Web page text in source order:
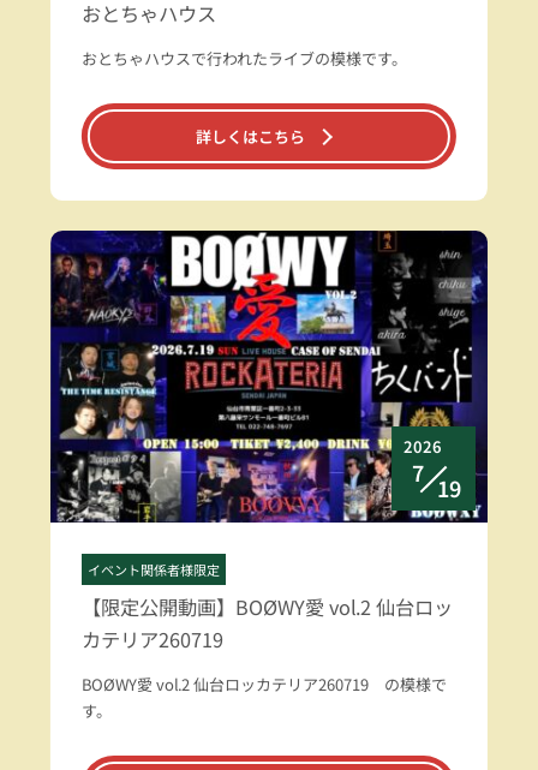
おとちゃハウス
おとちゃハウスで行われたライブの模様です。
詳しくはこちら
2026
7
19
イベント関係者様限定
【限定公開動画】BOØWY愛 vol.2 仙台ロッ
カテリア260719
BOØWY愛 vol.2 仙台ロッカテリア260719 の模様で
す。